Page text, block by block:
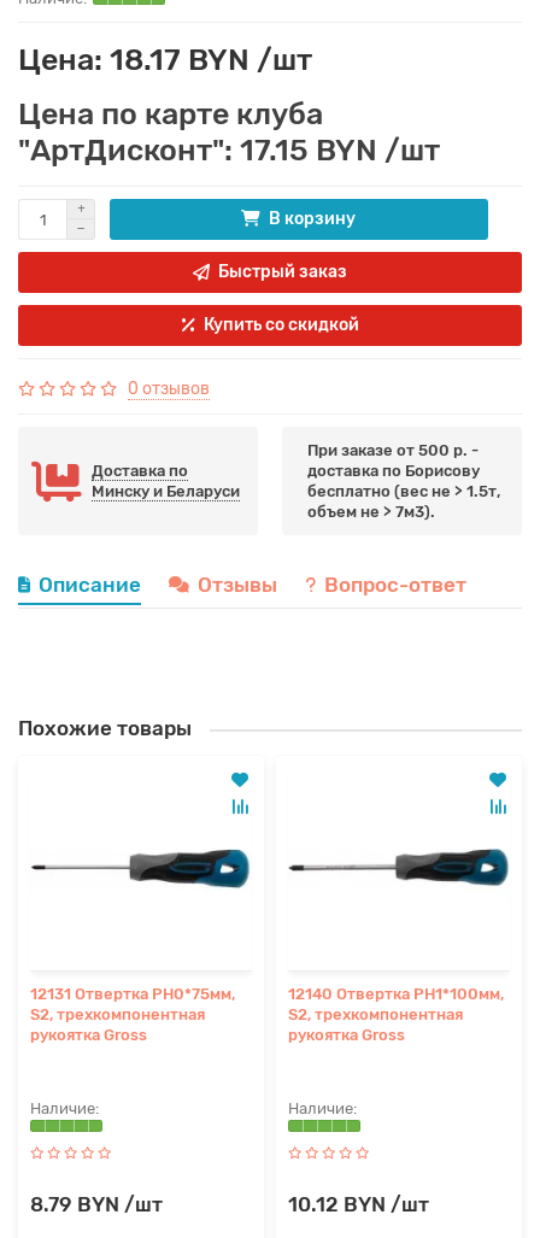
Цена: 18.17 BYN /шт
Цена по карте клуба
"АртДисконт": 17.15 BYN /шт
В корзину
Быстрый заказ
Купить со скидкой
0 отзывов
Доставка по
Минску и Беларуси
При заказе от 500 р. -
доставка по Борисову
бесплатно (вес не > 1.5т,
объем не > 7м3).
Описание Отзывы Вопрос-ответ
Похожие товары
12131 Отвертка PH0*75мм,
S2, трехкомпонентная
рукоятка Gross
8.79 BYN /шт
12140 Отвертка PH1*100мм,
S2, трехкомпонентная
рукоятка Gross
10.12 BYN /шт